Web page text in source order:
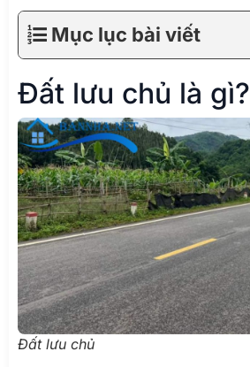
Mục lục bài viết
Đất lưu chủ là gì?
Đất lưu chủ